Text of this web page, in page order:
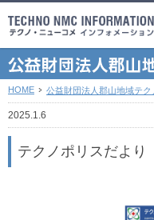
HOME 公益財団法人郡山地域テ
2025.1.6
テクノポリスだより